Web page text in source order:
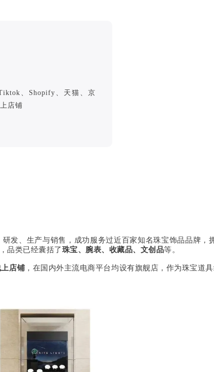
、Shopify、天猫、京
店铺
研发、生产与销售，成功服务过近百家知名珠宝饰品品牌
品类已经囊括了珠宝、腕表、收藏品、文创品等。
店铺，在国内外主流电商平台均设有旗舰店，作为珠宝道